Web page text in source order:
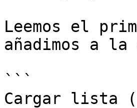
Leemos el
añadimos a
```
Cargar lista (